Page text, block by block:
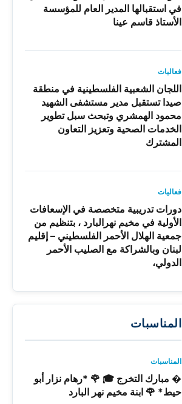
في استقبالها المدير العام للمؤسسة
الأستاذ قاسم عينا
فعاليات
اللجان الشعبية الفلسطينية في منطقة
صيدا تستقبل مدير مستشفى الشهيد
محمود الهمشري وتبحث سبل تطوير
الخدمات الصحية وتعزيز التعاون
المشترك
فعاليات
دورات تدريبية متخصصة في الإسعافات
الأولية في مخيم نهرالبارد ، بتنظيم من
جمعية الهلال الأحمر الفلسطيني – إقليم
لبنان وبالشراكة مع الصليب الأحمر
الدولي،
المناسبات
المناسبات
� مبارك التخرج 🎓 🌹 *رهام نزار أبو
حيط* 🌹 ابنة مخيم نهر البارد